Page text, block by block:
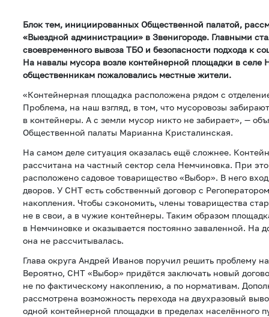
Блок тем, инициированных Общественной палатой,
«Выездной администрации» в Звенигороде. Главными
своевременного вывоза ТБО и безопасности подхода к
На навалы мусора возле контейнерной площадки в селе
общественникам пожаловались местные жители.
«Контейнерная площадка расположена рядом с
Проблема, на наш взгляд, в том, что мусоровозы
в контейнеры. А с земли мусор никто не забирает», —
Общественной палаты Марианна Кристалинская.
На самом деле ситуация оказалась ещё сложнее.
рассчитана на частный сектор села Немчиновка. При
расположено садовое товарищество «Выбор». В него
дворов. У СНТ есть собственный договор с
накопления. Чтобы сэкономить, члены товарищества
не в свои, а в чужие контейнеры. Таким образом
в Немчиновке и оказывается постоянно заваленной. На
она не рассчитывалась.
Глава округа Андрей Иванов поручил решить проблему
Вероятно, СНТ «Выбор» придётся заключать новый
не по фактическому накоплению, а по нормативам.
рассмотрена возможность перехода на двухразовый
одной контейнерной площадки в пределах населённого